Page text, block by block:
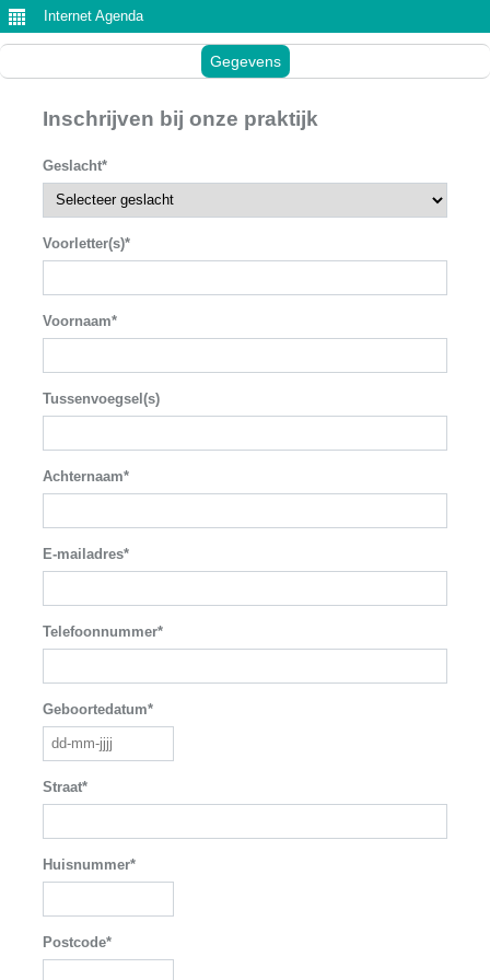
Internet Agenda
Gegevens
Inschrijven bij onze praktijk
Geslacht*
Voorletter(s)*
Voornaam*
Tussenvoegsel(s)
Achternaam*
E-mailadres*
Telefoonnummer*
Geboortedatum*
Straat*
Huisnummer*
Postcode*